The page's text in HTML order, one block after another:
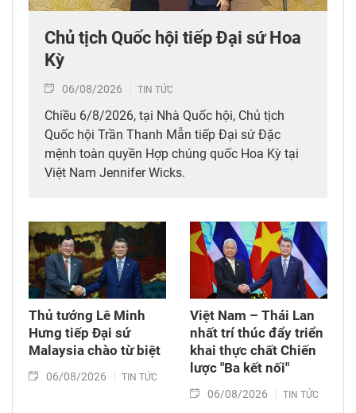
Chủ tịch Quốc hội tiếp Đại sứ Hoa
Kỳ
06/08/2026 TIN TỨC
Chiều 6/8/2026, tại Nhà Quốc hội, Chủ tịch
Quốc hội Trần Thanh Mẫn tiếp Đại sứ Đặc
mệnh toàn quyền Hợp chúng quốc Hoa Kỳ tại
Việt Nam Jennifer Wicks.
Thủ tướng Lê Minh
Hưng tiếp Đại sứ
Malaysia chào từ biệt
06/08/2026 TIN TỨC
Việt Nam – Thái Lan
nhất trí thúc đẩy triển
khai thực chất Chiến
lược "Ba kết nối"
06/08/2026 TIN TỨC